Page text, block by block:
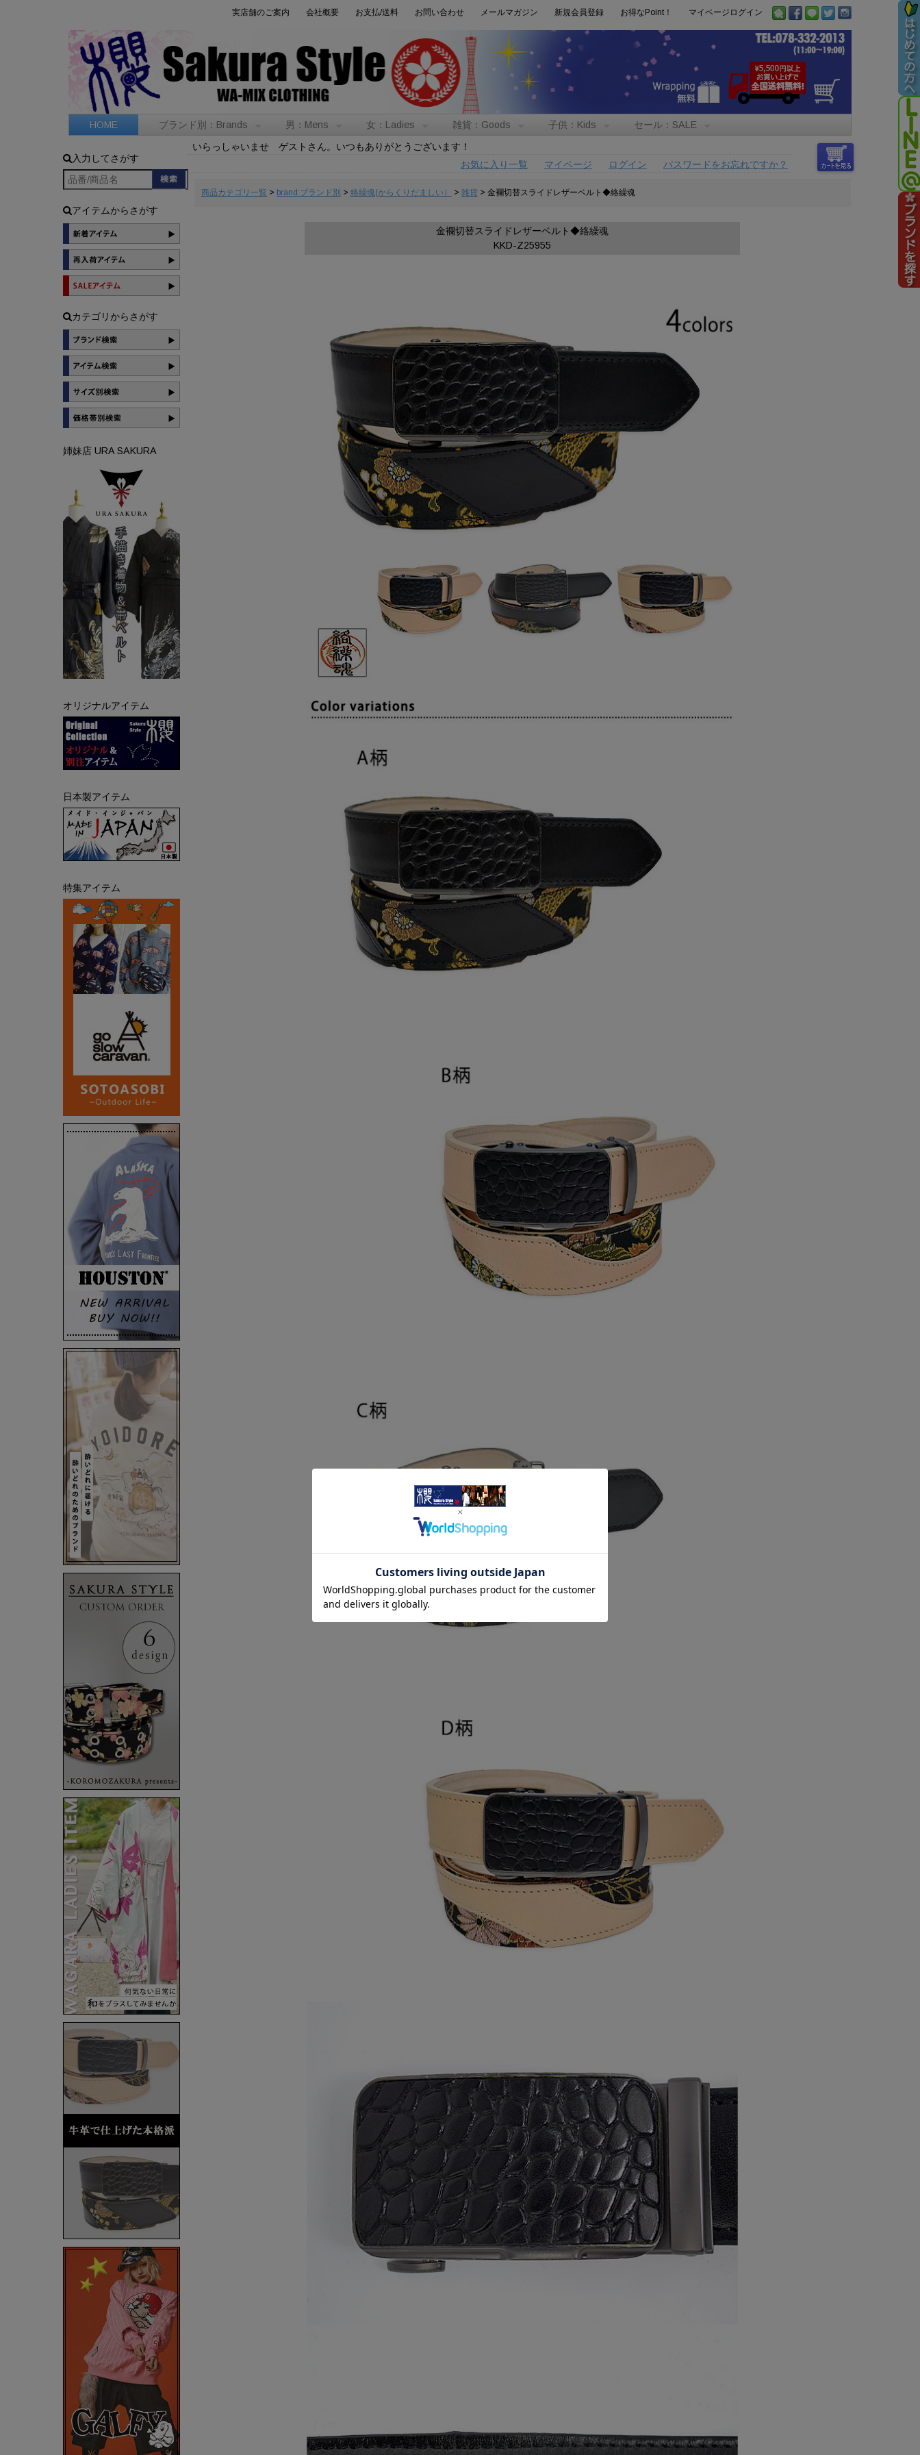
実店舗のご案内 会社概要 お支払/送料 お問い合わせ メールマガジン 新規会員登録 お得なPoint！ マイページログイン
HOME ブランド別：Brands 男：Mens 女：Ladies 雑貨：Goods 子供：Kids セール：SALE
入力してさがす
アイテムからさがす
カテゴリからさがす
姉妹店 URA SAKURA
オリジナルアイテム
日本製アイテム
特集アイテム
いらっしゃいませ ゲストさん。いつもありがとうございます！
お気に入り一覧
マイページ ログイン パスワードをお忘れですか？
商品カテゴリ一覧 > brand:ブランド別 > 絡繰魂(からくりだましい） > 雑貨> 金襴切替スライドレザーベルト◆絡繰魂
金襴切替スライドレザーベルト◆絡繰魂
KKD-Z25955